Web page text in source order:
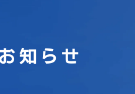
知らせ